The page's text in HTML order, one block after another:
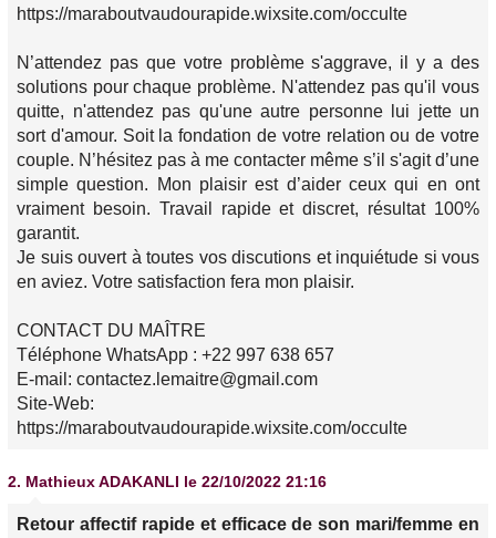
https://maraboutvaudourapide.wixsite.com/occulte
N’attendez pas que votre problème s'aggrave, il y a des
solutions pour chaque problème. N'attendez pas qu'il vous
quitte, n'attendez pas qu'une autre personne lui jette un
sort d'amour. Soit la fondation de votre relation ou de votre
couple. N’hésitez pas à me contacter même s’il s'agit d’une
simple question. Mon plaisir est d’aider ceux qui en ont
vraiment besoin. Travail rapide et discret, résultat 100%
garantit.
Je suis ouvert à toutes vos discutions et inquiétude si vous
en aviez. Votre satisfaction fera mon plaisir.
CONTACT DU MAÎTRE
Téléphone WhatsApp : +22 997 638 657
E-mail: contactez.lemaitre@gmail.com
Site-Web:
https://maraboutvaudourapide.wixsite.com/occulte
2. Mathieux ADAKANLI le 22/10/2022 21:16
Retour affectif rapide et efficace de son mari/femme en